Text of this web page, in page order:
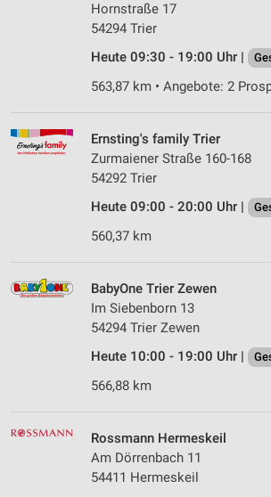
Hornstraße 17
54294 Trier
Heute 09:30 - 19:00 Uhr |
563,87 km • Angebote: 2
Ernsting's family Trier
Zurmaiener Straße 160-168
54292 Trier
Heute 09:00 - 20:00 Uhr |
560,37 km
BabyOne Trier Zewen
Im Siebenborn 13
54294 Trier Zewen
Heute 10:00 - 19:00 Uhr |
566,88 km
Rossmann Hermeskeil
Am Dörrenbach 11
54411 Hermeskeil